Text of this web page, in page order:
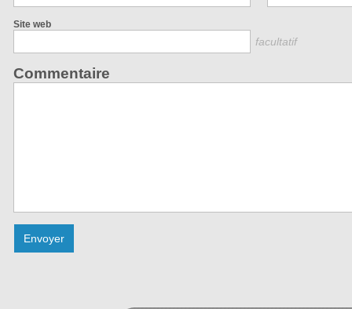
Site web
facultatif
Commentaire